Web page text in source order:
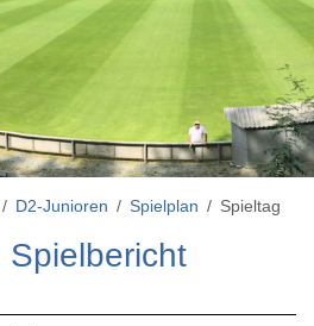
D2-Junioren Spielplan Spieltag
Spielbericht